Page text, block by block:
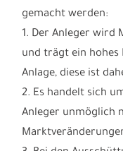
Im Folgenden
Anlageberatung
gemacht werden:
1. Der Anleger wird
und trägt ein hohes
Anlage, diese ist
2. Es handelt sich